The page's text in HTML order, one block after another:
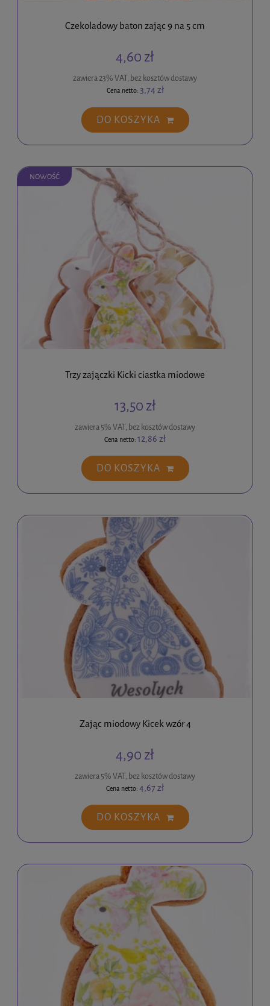
Czekoladowy baton zając 9 na 5 cm
4,60 zł
zawiera 23% VAT, bez kosztów dostawy
Cena netto: 3,74 zł
DO KOSZYKA
Trzy zajączki Kicki ciastka miodowe
13,50 zł
zawiera 5% VAT, bez kosztów dostawy
Cena netto: 12,86 zł
DO KOSZYKA
NOWOŚĆ
Zając miodowy Kicek wzór 4
4,90 zł
zawiera 5% VAT, bez kosztów dostawy
Cena netto: 4,67 zł
DO KOSZYKA